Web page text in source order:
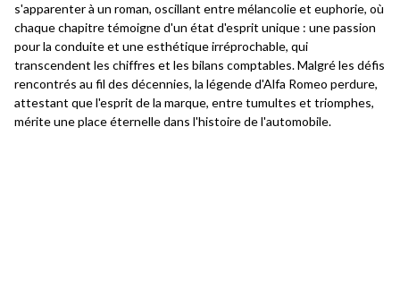
s'apparenter à un roman, oscillant entre mélancolie et euphorie, où
chaque chapitre témoigne d'un état d'esprit unique : une passion
pour la conduite et une esthétique irréprochable, qui
transcendent les chiffres et les bilans comptables. Malgré les défis
rencontrés au fil des décennies, la légende d'Alfa Romeo perdure,
attestant que l'esprit de la marque, entre tumultes et triomphes,
mérite une place éternelle dans l'histoire de l'automobile.